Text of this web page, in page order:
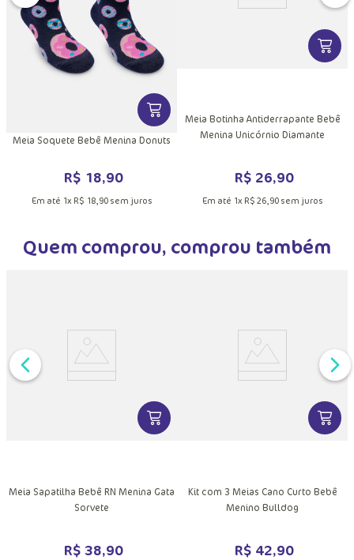
INFORMAÇÕES DO PRODUTOVER MAIS INFORMAÇÕES DO
Meia Soquete Bebê Menina Donuts
R$ 18,90
Em até 1x R$ 18,90sem juros
VER
Meia Botinha Antiderrapante Bebê
Menina Unicórnio Diamante
R$ 26,90
Em até 1x R$ 26,90sem juros
Quem comprou, comprou também
INFORMAÇÕES DO PRODUTO
VER MAIS INFORMAÇÕES DO
Meia Sapatilha Bebê RN Menina Gata
Sorvete
R$ 38,90
VER
Kit com 3 Meias Cano Curto Bebê
Menino Bulldog
R$ 42,90